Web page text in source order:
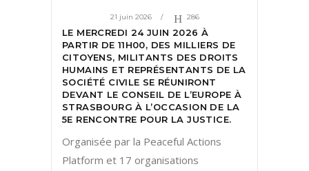
21 juin 2026 286
LE MERCREDI 24 JUIN 2026 À
PARTIR DE 11H00, DES MILLIERS DE
CITOYENS, MILITANTS DES DROITS
HUMAINS ET REPRÉSENTANTS DE LA
SOCIÉTÉ CIVILE SE RÉUNIRONT
DEVANT LE CONSEIL DE L’EUROPE À
STRASBOURG À L’OCCASION DE LA
5E RENCONTRE POUR LA JUSTICE.
Organisée par la Peaceful Actions
Platform et 17 organisations